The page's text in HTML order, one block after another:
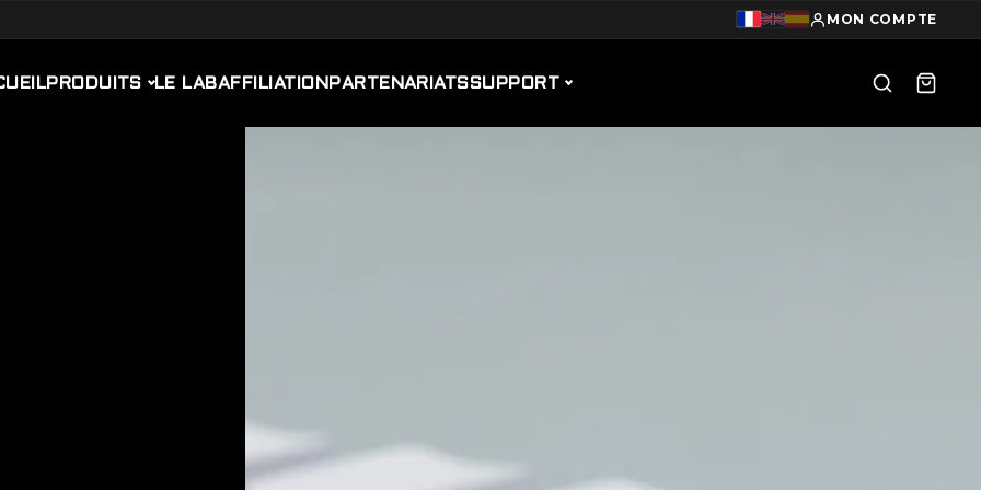
MON COMPTE
PRODUITS LE LABAFFILIATION PARTENARIATSSUPPORT